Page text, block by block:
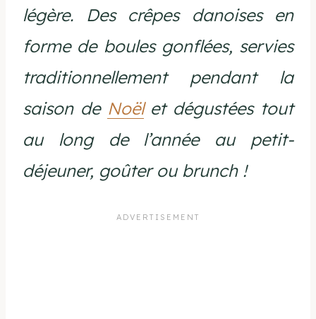
légère. Des crêpes danoises en
forme de boules gonflées, servies
traditionnellement pendant la
saison de Noëlet dégustées tout
au long de l’année au petit-
déjeuner, goûter ou brunch !